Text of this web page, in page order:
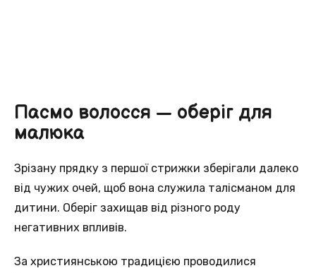
Пасмо волосся — оберіг для
малюка
Зрізану прядку з першої стрижки зберігали далеко
від чужих очей, щоб вона служила талісманом для
дитини. Оберіг захищав від різного роду
негативних впливів.
За християнською традицією проводилися